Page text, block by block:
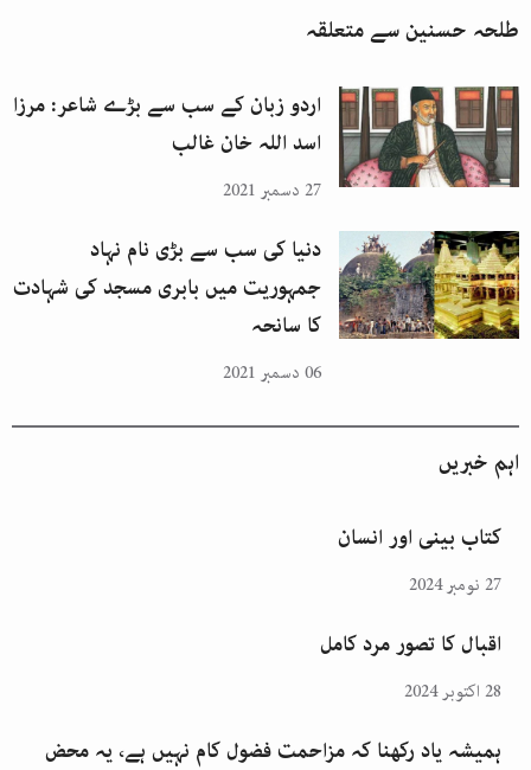
طلحہ حسنینسے متعلقہ
اردو زبان کے سب سے بڑے شاعر: مرزا
اسد اللہ خان غالب
27 دسمبر 2021
دنیا کی سب سے بڑی نام نہاد
جمہوریت میں بابری مسجد کی شہادت
کا سانحہ
06 دسمبر 2021
اہم خبریں
کتاب بینی اور انسان
27 نومبر 2024
اقبال کا تصور مرد کامل
28 اکتوبر 2024
ہمیشہ یاد رکھنا کہ مزاحمت فضول کام نہیں ہے، یہ محض